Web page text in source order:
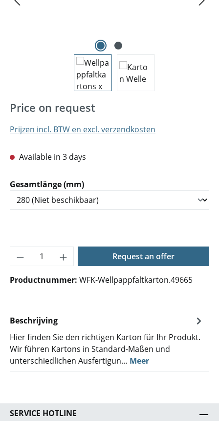
Price on request
Prijzen incl. BTW en excl. verzendkosten
Available in 3 days
Selecteer
Gesamtlänge (mm)
Producthoeveelheid: Voer de gewenste
Request an offer
Productnummer: WFK-Wellpappfaltkarton.49665
Beschrijving
Hier finden Sie den richtigen Karton für Ihr Produkt.
Wir führen Kartons in Standard-Maßen und
unterschiedlichen Ausfertigun… Meer
SERVICE HOTLINE